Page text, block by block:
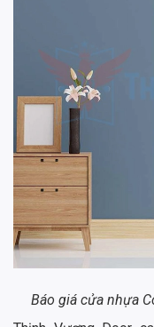
Báo giá cửa nhựa